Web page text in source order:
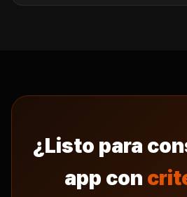
¿Listo para
app con